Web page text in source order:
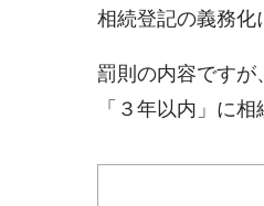
相続登記の義務化
罰則の内容です
「３年以内」に